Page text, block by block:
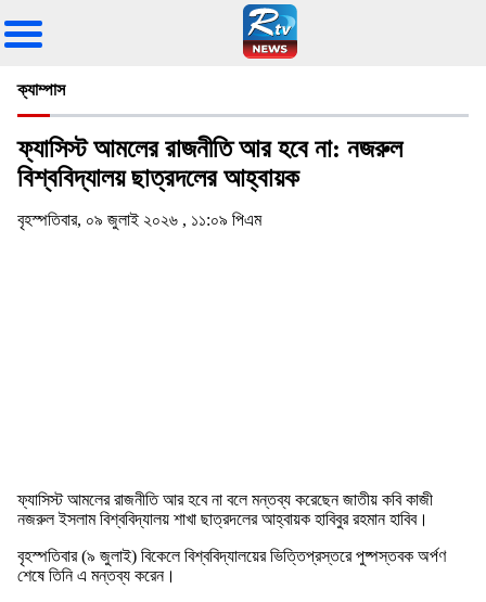
ক্যাম্পাস
ফ্যাসিস্ট আমলের রাজনীতি আর হবে না: নজরুল
বিশ্ববিদ্যালয় ছাত্রদলের আহ্বায়ক
বৃহস্পতিবার, ০৯ জুলাই ২০২৬ , ১১:০৯ পিএম
ফ্যাসিস্ট আমলের রাজনীতি আর হবে না বলে মন্তব্য করেছেন জাতীয় কবি কাজী
নজরুল ইসলাম বিশ্ববিদ্যালয় শাখা ছাত্রদলের আহ্বায়ক হাবিবুর রহমান হাবিব।
বৃহস্পতিবার (৯ জুলাই) বিকেলে বিশ্ববিদ্যালয়ের ভিত্তিপ্রস্তরে পুষ্পস্তবক অর্পণ
শেষে তিনি এ মন্তব্য করেন।